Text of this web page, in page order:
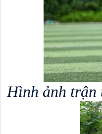
Hình ảnh trận